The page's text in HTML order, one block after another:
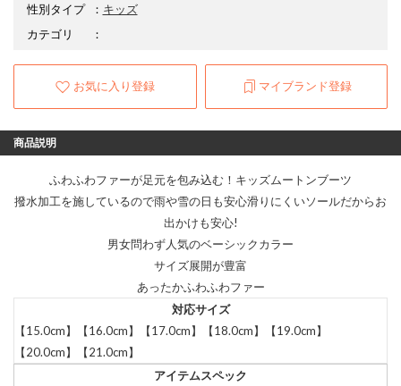
性別タイプ
： キッズ
カテゴリ
：
お気に入り登録 マイブランド登録
商品説明
ふわふわファーが足元を包み込む！キッズムートンブーツ
撥水加工を施しているので雨や雪の日も安心滑りにくいソールだからお
出かけも安心!
男女問わず人気のベーシックカラー
サイズ展開が豊富
あったかふわふわファー
対応サイズ
【15.0cm】【16.0cm】【17.0cm】【18.0cm】【19.0cm】
【20.0cm】【21.0cm】
アイテムスペック